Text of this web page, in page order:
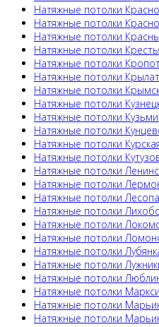
Натяжные потолки
Натяжные потолки
Натяжные потолки
Натяжные потолки
Натяжные потолки
Натяжные потолки
Натяжные потолки
Натяжные потолки
Натяжные потолки
Натяжные потолки
Натяжные потолки
Натяжные потолки
Натяжные потолки
Натяжные потолки
Натяжные потолки
Натяжные потолки
Натяжные потолки
Натяжные потолки
Натяжные потолки
Натяжные потолки
Натяжные потолки
Натяжные потолки
Натяжные потолки
Натяжные потолки